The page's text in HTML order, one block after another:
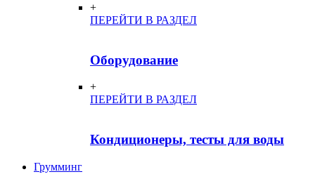
+
ПЕРЕЙТИ В РАЗДЕЛ
Оборудование
+
ПЕРЕЙТИ В РАЗДЕЛ
Кондиционеры, тесты для воды
Грумминг